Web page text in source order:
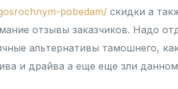
pobedam/ скидки а
отзывы заказчиков. Надо
альтернативы тамошнего,
и драйва а еще еще зли